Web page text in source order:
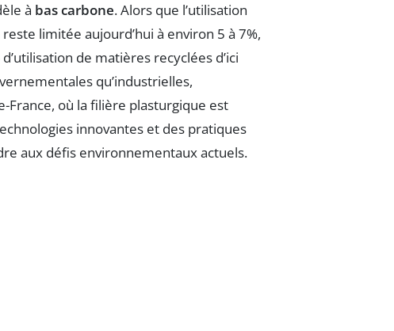
à bas carbone. Alors que l’utilisation
limitée aujourd’hui à environ 5 à 7%,
de matières recyclées d’ici
qu’industrielles,
France, où la filière plasturgique est
innovantes et des pratiques
aux défis environnementaux actuels.